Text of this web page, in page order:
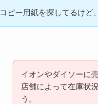
コピー用紙を探してるけど
イオンやダイソーに
店舗によって在庫状
う。